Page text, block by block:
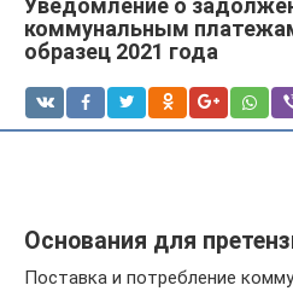
Уведомление о
коммунальным
образец 2021 года
Основания для
Поставка и потребление